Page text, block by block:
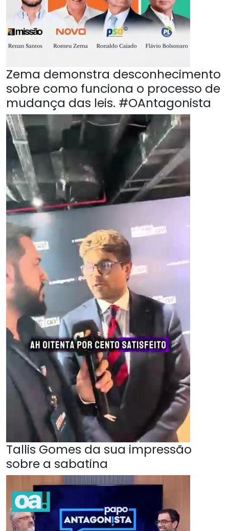
Zema demonstra desconhecimento
sobre como funciona o processo de
mudança das leis. #OAntagonista
Tallis Gomes da sua impressão
sobre a sabatina